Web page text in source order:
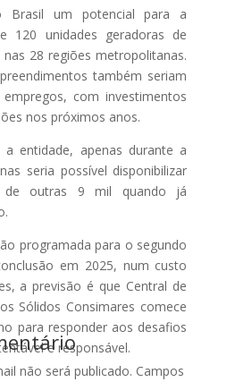
Brasil um potencial para a
120 unidades geradoras de
28 regiões metropolitanas.
também seriam
com investimentos
nos próximos anos.
entidade, apenas durante a
seria possível disponibilizar
outras 9 mil quando já
programada para o segundo
em 2025, num custo
a previsão é que Central de
Sólidos Consimares comece
para responder aos desafios
e responsável.
não será publicado. Campos